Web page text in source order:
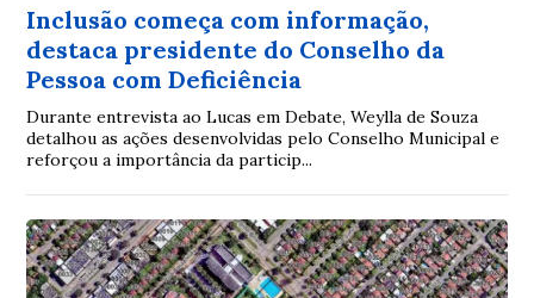
Inclusão começa com informação,
destaca presidente do Conselho da
Pessoa com Deficiência
Durante entrevista ao Lucas em Debate, Weylla de Souza
detalhou as ações desenvolvidas pelo Conselho Municipal e
reforçou a importância da particip...